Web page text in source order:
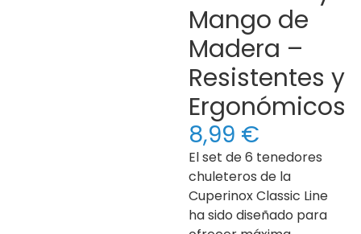
Mango de
Madera –
Resistentes y
Ergonómicos
8,99 €
El set de 6 tenedores
chuleteros de la
Cuperinox Classic Line
ha sido diseñado para